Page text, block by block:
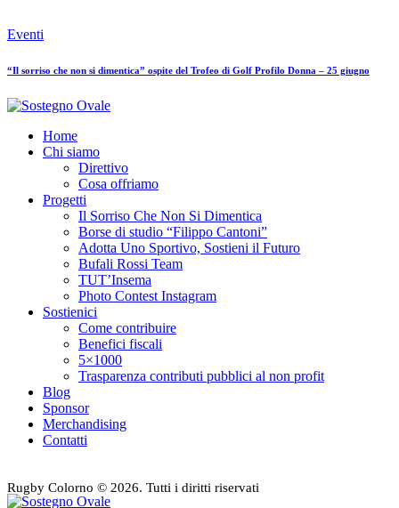
Eventi
“Il sorriso che non si dimentica” ospite del Trofeo di Golf Profilo Donna – 25 giugno
Home
Chi siamo
Direttivo
Cosa offriamo
Progetti
Il Sorriso Che Non Si Dimentica
Borse di studio “Filippo Cantoni”
Adotta Uno Sportivo, Sostieni il Futuro
Bufali Rossi Team
TUT’Insema
Photo Contest Instagram
Sostienici
Come contribuire
Benefici fiscali
5×1000
Trasparenza contributi pubblici al non profit
Blog
Sponsor
Merchandising
Contatti
Rugby Colorno © 2026. Tutti i diritti riservati